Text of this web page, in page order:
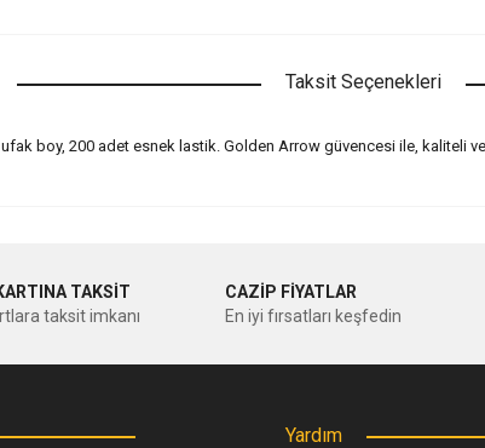
Taksit Seçenekleri
boy, 200 adet esnek lastik. Golden Arrow güvencesi ile, kaliteli
Yorum Yaz
TAKSİT
taksit imkanı
CAZİP FİYATLAR
En iyi fırsatları keşfedin
Yardım